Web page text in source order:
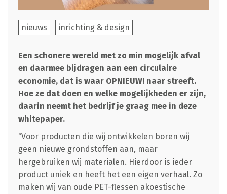
nieuws inrichting & design
Een schonere wereld met zo min mogelijk afval
en daarmee bijdragen aan een circulaire
economie, dat is waar OPNIEUW! naar streeft.
Hoe ze dat doen en welke mogelijkheden er zijn,
daarin neemt het bedrijf je graag mee in deze
whitepaper.
“Voor producten die wij ontwikkelen boren wij
geen nieuwe grondstoffen aan, maar
hergebruiken wij materialen. Hierdoor is ieder
product uniek en heeft het een eigen verhaal. Zo
maken wij van oude PET-flessen akoestische